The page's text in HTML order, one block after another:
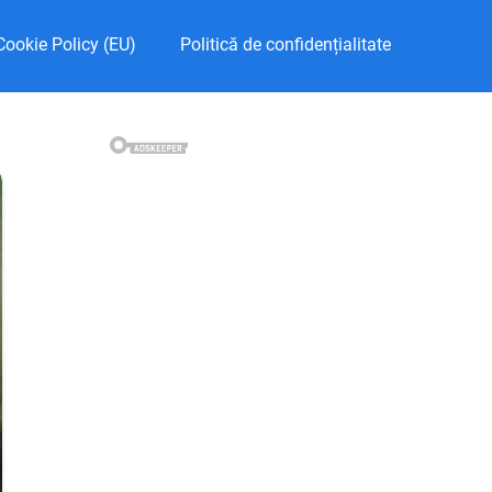
Policy (EU) Politică de confidențialitate